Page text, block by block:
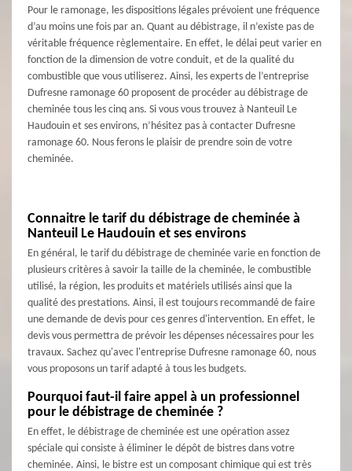
Pour le ramonage, les dispositions légales prévoient une fréquence
d’au moins une fois par an. Quant au débistrage, il n’existe pas de
véritable fréquence règlementaire. En effet, le délai peut varier en
fonction de la dimension de votre conduit, et de la qualité du
combustible que vous utiliserez. Ainsi, les experts de l’entreprise
Dufresne ramonage 60 proposent de procéder au débistrage de
cheminée tous les cinq ans. Si vous vous trouvez à Nanteuil Le
Haudouin et ses environs, n’hésitez pas à contacter Dufresne
ramonage 60. Nous ferons le plaisir de prendre soin de votre
cheminée.
Connaitre le tarif du débistrage de cheminée à
Nanteuil Le Haudouin et ses environs
En général, le tarif du débistrage de cheminée varie en fonction de
plusieurs critères à savoir la taille de la cheminée, le combustible
utilisé, la région, les produits et matériels utilisés ainsi que la
qualité des prestations. Ainsi, il est toujours recommandé de faire
une demande de devis pour ces genres d'intervention. En effet, le
devis vous permettra de prévoir les dépenses nécessaires pour les
travaux. Sachez qu'avec l'entreprise Dufresne ramonage 60, nous
vous proposons un tarif adapté à tous les budgets.
Pourquoi faut-il faire appel à un professionnel
pour le débistrage de cheminée ?
En effet, le débistrage de cheminée est une opération assez
spéciale qui consiste à éliminer le dépôt de bistres dans votre
cheminée. Ainsi, le bistre est un composant chimique qui est très